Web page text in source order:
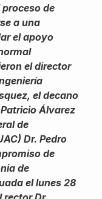
de
a una
el apoyo
el director
el decano
Álvarez
de
Dr. Pedro
de
de
el lunes 28